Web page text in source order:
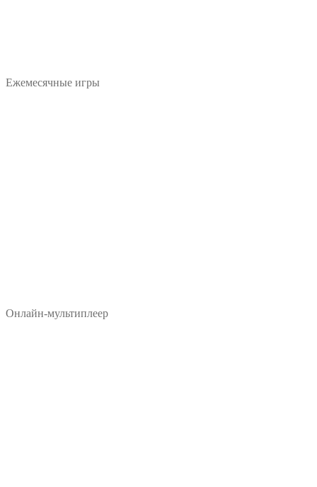
Ежемесячные игры
Онлайн-мультиплеер